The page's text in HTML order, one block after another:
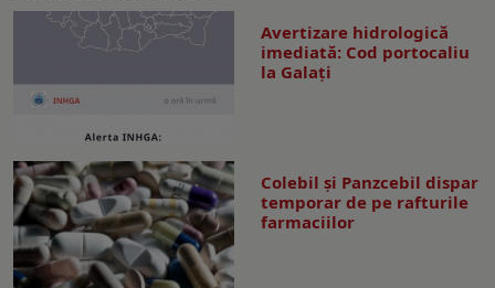
Avertizare hidrologică
imediată: Cod portocaliu
la Galaţi
Colebil și Panzcebil dispar
temporar de pe rafturile
farmaciilor